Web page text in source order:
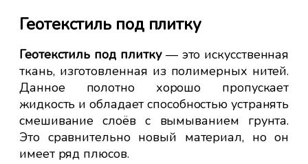
Геотекстиль под плитку
Геотекстиль под плитку— это искусственная
ткань, изготовленная из полимерных нитей.
Данное полотно хорошо пропускает
жидкость и обладает способностью устранять
смешивание слоёв с вымыванием грунта.
Это сравнительно новый материал, но он
имеет ряд плюсов.